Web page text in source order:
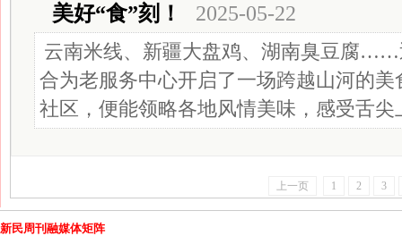
美好“食”刻！
2025-05-22
云南米线、新疆大盘鸡、湖南臭豆腐……
合为老服务中心开启了一场跨越山河的
社区，便能领略各地风情美味，感受舌尖
上一页 1 2 3
新民周刊融媒体矩阵